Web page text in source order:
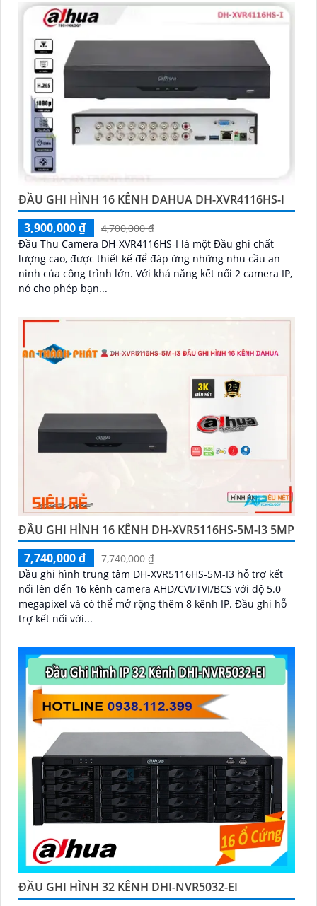
ĐẦU GHI HÌNH 16 KÊNH DAHUA DH-XVR4116HS-I
3,900,000 ₫
4,700,000 ₫
Đầu Thu Camera DH-XVR4116HS-I là một Đầu ghi chất
lượng cao, được thiết kế để đáp ứng những nhu cầu an
ninh của công trình lớn. Với khả năng kết nối 2 camera IP,
nó cho phép bạn...
ĐẦU GHI HÌNH 16 KÊNH DH-XVR5116HS-5M-I3 5MP
7,740,000 ₫
7,740,000 ₫
Đầu ghi hình trung tâm DH-XVR5116HS-5M-I3 hỗ trợ kết
nối lên đến 16 kênh camera AHD/CVI/TVI/BCS với độ 5.0
megapixel và có thể mở rộng thêm 8 kênh IP. Đầu ghi hỗ
trợ kết nối với...
ĐẦU GHI HÌNH 32 KÊNH DHI-NVR5032-EI